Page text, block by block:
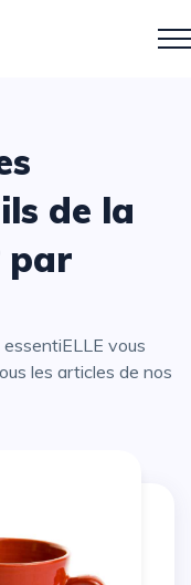
de la
par
les articles de nos